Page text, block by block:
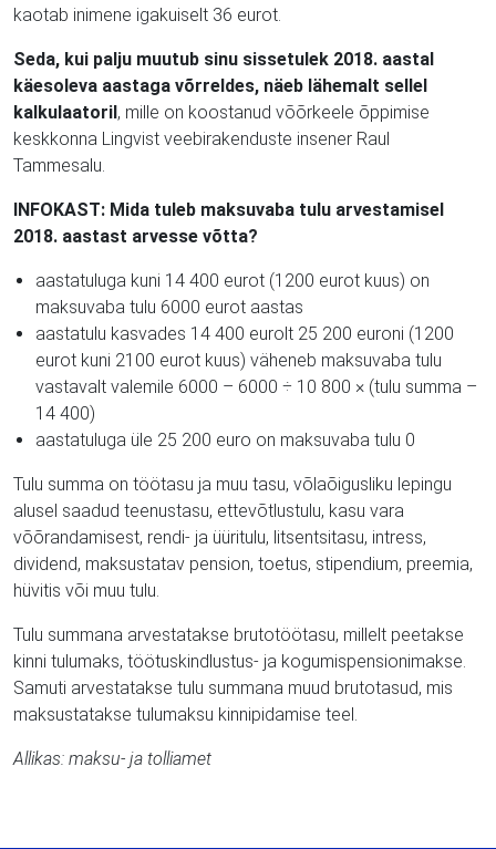
kaotab inimene igakuiselt 36 eurot.
Seda, kui palju muutub sinu sissetulek 2018. aastal
käesoleva aastaga võrreldes, näeb lähemalt sellel
kalkulaatoril, mille on koostanud võõrkeele õppimise
keskkonna Lingvist veebirakenduste insener Raul
Tammesalu.
INFOKAST: Mida tuleb maksuvaba tulu arvestamisel
2018. aastast arvesse võtta?
aastatuluga kuni 14 400 eurot (1200 eurot kuus) on
maksuvaba tulu 6000 eurot aastas
aastatulu kasvades 14 400 eurolt 25 200 euroni (1200
eurot kuni 2100 eurot kuus) väheneb maksuvaba tulu
vastavalt valemile 6000 – 6000 ÷ 10 800 × (tulu summa –
14 400)
aastatuluga üle 25 200 euro on maksuvaba tulu 0
Tulu summa on töötasu ja muu tasu, võlaõigusliku lepingu
alusel saadud teenustasu, ettevõtlustulu, kasu vara
võõrandamisest, rendi- ja üüritulu, litsentsitasu, intress,
dividend, maksustatav pension, toetus, stipendium, preemia,
hüvitis või muu tulu.
Tulu summana arvestatakse brutotöötasu, millelt peetakse
kinni tulumaks, töötuskindlustus- ja kogumispensionimakse.
Samuti arvestatakse tulu summana muud brutotasud, mis
maksustatakse tulumaksu kinnipidamise teel.
Allikas: maksu- ja tolliamet